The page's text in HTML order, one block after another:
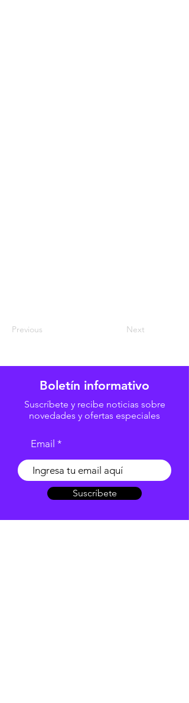
Previous Next
Boletín informativo
Suscríbete y recibe noticias sobre
novedades y ofertas especiales
Email
Suscríbete